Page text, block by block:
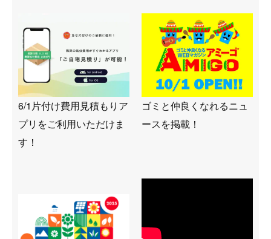
6/1片付け費用見積もりア
プリをご利用いただけま
す！
ゴミと仲良くなれるニュ
ースを掲載！